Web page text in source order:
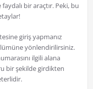
bir araçtır. Peki, bu
giriş yapmanız
yönlendirilirsiniz.
ilgili alana
bir şekilde girdikten